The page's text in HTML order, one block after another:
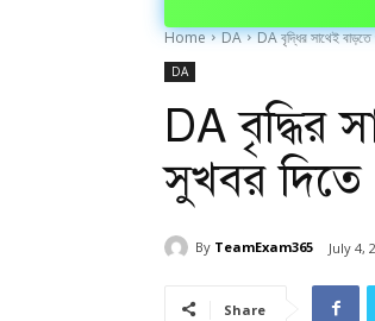
Home DA DA বৃদ্ধির সাথেই
DA
DA বৃদ্ধির
সুখবর দিতে
By TeamExam365 July 4,
Share